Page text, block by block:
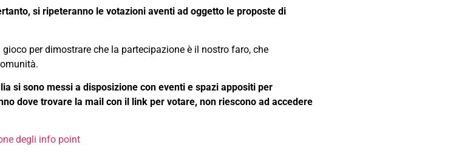
si ripeteranno le votazioni aventi ad oggetto le proposte di
per dimostrare che la partecipazione è il nostro faro, che
si sono messi a disposizione con eventi e spazi appositi per
dove trovare la mail con il link per votare, non riescono ad accedere
degli info point